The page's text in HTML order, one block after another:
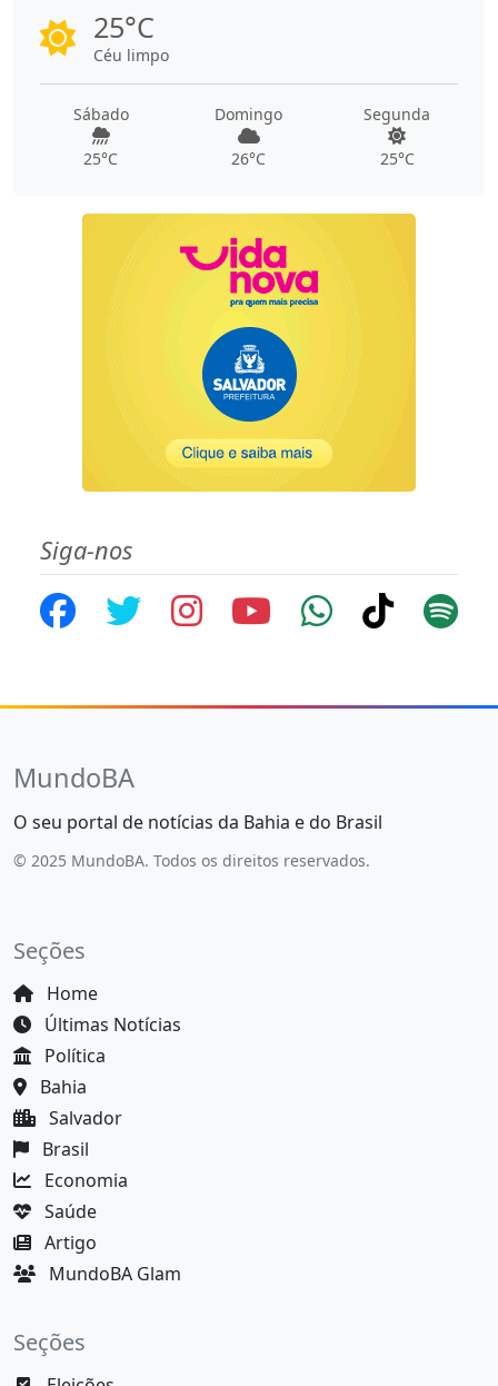
25°C
Céu limpo
Sábado
25°C
Domingo
26°C
Segunda
25°C
Siga-nos
MundoBA
O seu portal de notícias da Bahia e do Brasil
© 2025 MundoBA. Todos os direitos reservados.
Seções
Home
Últimas Notícias
Política
Bahia
Salvador
Brasil
Economia
Saúde
Artigo
MundoBA Glam
Seções